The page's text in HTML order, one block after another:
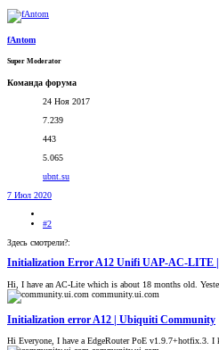
fAntom
Super Moderator
Команда форума
24 Ноя 2017
7.239
443
5.065
ubnt.su
7 Июл 2020
#2
Здесь смотрели?:
Initialization Error A12 Unifi UAP-AC-LITE
Hi, I have an AC-Lite which is about 18 months old.
community.ui.com
Initialization error A12 | Ubiquiti Community
Hi Everyone, I have a EdgeRouter PoE v1.9.7+hotfix.3. I